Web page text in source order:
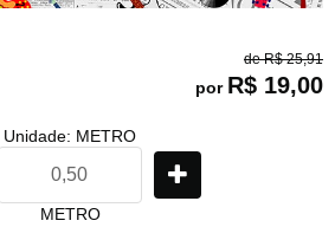
de R$ 25,91
por R$ 19,00
Unidade: METRO
METRO